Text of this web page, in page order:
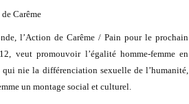
Carême
l’Action de Carême / Pain pour le prochain
veut promouvoir l’égalité homme-femme en
qui nie la différenciation sexuelle de l’humanité,
un montage social et culturel.